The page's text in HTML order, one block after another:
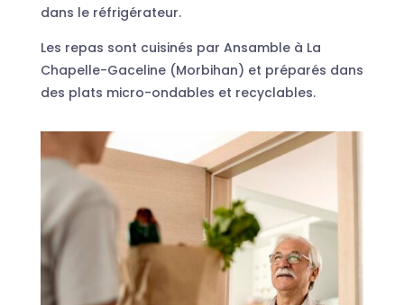
dans le réfrigérateur.
Les repas sont cuisinés par Ansamble à La
Chapelle-Gaceline (Morbihan) et préparés dans
des plats micro-ondables et recyclables.